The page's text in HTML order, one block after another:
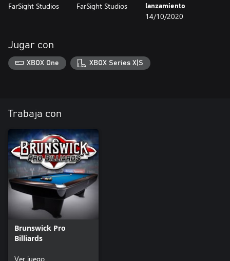
FarSight Studios FarSight Studios
lanzamiento
14/10/2020
Jugar con
XBOX One XBOX Series X|S
Trabaja con
Brunswick Pro
Billiards
Ver juego